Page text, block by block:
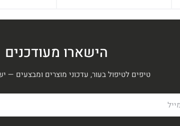
הישארו מעודכנים
טיפים לטיפול בעור, עדכוני מוצרים ומבצעים —